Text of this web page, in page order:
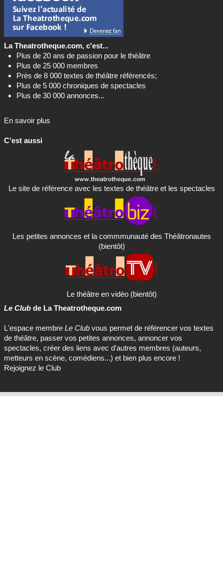
La Theatrotheque.com, c'est...
Plus de 20 ans de passion pour le théâtre
Plus de 25 000 membres
Près de 8 000 textes de théâtre référencés;
Plus de 5 000 chroniques de spectacles
Plus de 30 000 annonces...
En savoir plus
C'est aussi
Le site de référence avec les textes de théâtre et les spectacles
Les petites annonces et la commmunauté des Théâtronautes
(bientôt)
Le théâtre en vidéo (bientôt)
Le Club de La Theatrotheque.com
L'espace membre Le Club vous permet de référencer vos textes
de théâtre, passer vos petites annonces, annoncer vos
spectacles, créer des liens avec d'autres membres (auteurs,
metteurs en scène, comédiens...) et bien plus encore !
Rejoignez le Club